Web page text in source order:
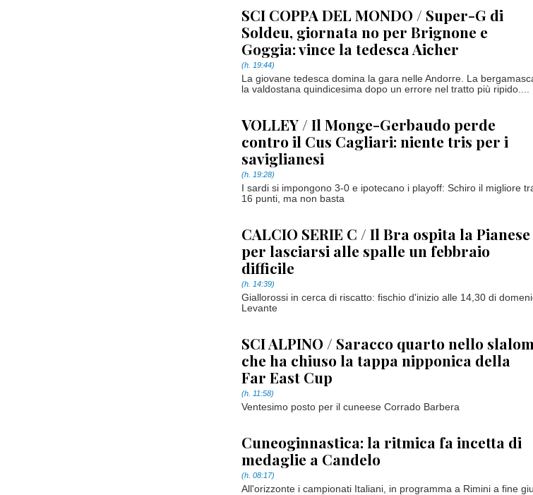
SCI COPPA DEL MONDO / Super-G di
Soldeu, giornata no per Brignone e
Goggia: vince la tedesca Aicher
(h. 19:44)
La giovane tedesca domina la gara nelle Andorre. La
la valdostana quindicesima dopo un errore nel tratto più ripido....
VOLLEY / Il Monge-Gerbaudo perde
contro il Cus Cagliari: niente tris per i
saviglianesi
(h. 19:28)
I sardi si impongono 3-0 e ipotecano i playoff: Schiro il migliore
16 punti, ma non basta
CALCIO SERIE C / Il Bra ospita la Pianese
per lasciarsi alle spalle un febbraio
difficile
(h. 14:39)
Giallorossi in cerca di riscatto: fischio d'inizio alle 14,30 di
Levante
SCI ALPINO / Saracco quarto nello slalom
che ha chiuso la tappa nipponica della
Far East Cup
(h. 11:58)
Ventesimo posto per il cuneese Corrado Barbera
Cuneoginnastica: la ritmica fa incetta di
medaglie a Candelo
(h. 08:17)
All'orizzonte i campionati Italiani, in programma a Rimini a fine